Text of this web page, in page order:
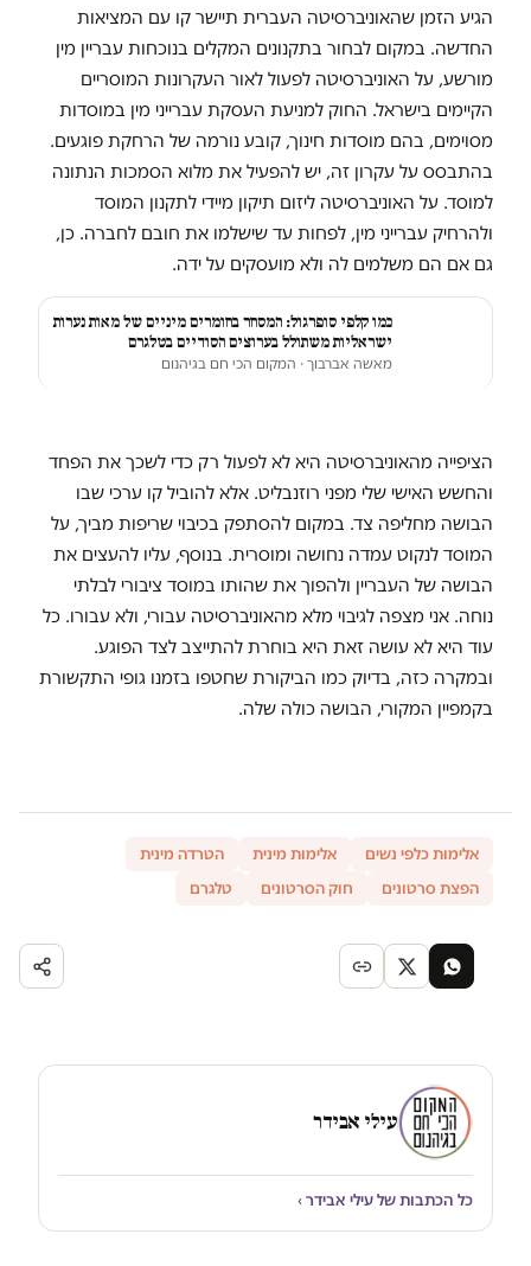
הגיע הזמן שהאוניברסיטה העברית תיישר קו עם המציאות
החדשה. במקום לבחור בתקנונים המקלים בנוכחות עבריין מין
מורשע, על האוניברסיטה לפעול לאור העקרונות המוסריים
הקיימים בישראל. החוק למניעת העסקת עברייני מין במוסדות
מסוימים, בהם מוסדות חינוך, קובע נורמה של הרחקת פוגעים.
בהתבסס על עקרון זה, יש להפעיל את מלוא הסמכות הנתונה
למוסד. על האוניברסיטה ליזום תיקון מיידי לתקנון המוסד
ולהרחיק עברייני מין, לפחות עד שישלמו את חובם לחברה. כן,
גם אם הם משלמים לה ולא מועסקים על ידה.
כמו קלפי סופרגול: המסחר בחומרים מיניים של מאות נערות
ישראליות משתולל בערוצים הסודיים בטלגרם
מאשה אברבוך · המקום הכי חם בגיהנום
הציפייה מהאוניברסיטה היא לא לפעול רק כדי לשכך את הפחד
והחשש האישי שלי מפני רוזנבליט. אלא להוביל קו ערכי שבו
הבושה מחליפה צד. במקום להסתפק בכיבוי שריפות מביך, על
המוסד לנקוט עמדה נחושה ומוסרית. בנוסף, עליו להעצים את
הבושה של העבריין ולהפוך את שהותו במוסד ציבורי לבלתי
נוחה. אני מצפה לגיבוי מלא מהאוניברסיטה עבורי, ולא עבורו. כל
עוד היא לא עושה זאת היא בוחרת להתייצב לצד הפוגע.
ובמקרה כזה, בדיוק כמו הביקורת שחטפו בזמנו גופי התקשורת
בקמפיין המקורי, הבושה כולה שלה.
אלימות כלפי נשים אלימות מינית
הטרדה מינית
הפצת סרטונים
חוק הסרטונים טלגרם
עילי אבידר
כל הכתבות של עילי אבידר ›